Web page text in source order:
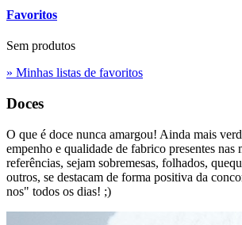
Favoritos
Sem produtos
» Minhas listas de favoritos
Doces
O que é doce nunca amargou! Ainda mais
empenho e qualidade de fabrico presentes nas
referências, sejam sobremesas, folhados,
outros, se destacam de forma positiva da
nos" todos os dias! ;)